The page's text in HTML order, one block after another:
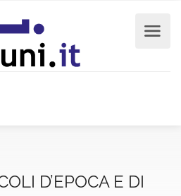
D’EPOCA E DI